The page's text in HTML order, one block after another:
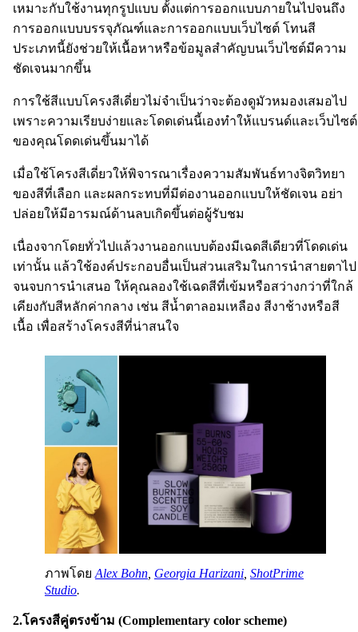
เหมาะกับใช้งานทุกรูปแบบ ตั้งแต่การออกแบบภายในไปจนถึง
การออกแบบบรรจุภัณฑ์และการออกแบบเว็บไซต์ โทนสี
ประเภทนี้ยังช่วยให้เนื้อหาหรือข้อมูลสำคัญบนเว็บไซต์มีความ
ชัดเจนมากขึ้น
การใช้สีแบบโครงสีเดี่ยวไม่จำเป็นว่าจะต้องดูมัวหมองเสมอไป
เพราะความเรียบง่ายและโดดเด่นนี้เองทำให้แบรนด์และเว็บไซต์
ของคุณโดดเด่นขึ้นมาได้
เมื่อใช้โครงสีเดี่ยวให้พิจารณาเรื่องความสัมพันธ์ทางจิตวิทยา
ของสีที่เลือก และผลกระทบที่มีต่องานออกแบบให้ชัดเจน อย่า
ปล่อยให้มีอารมณ์ด้านลบเกิดขึ้นต่อผู้รับชม
เนื่องจากโดยทั่วไปแล้วงานออกแบบต้องมีเฉดสีเดียวที่โดดเด่น
เท่านั้น แล้วใช้องค์ประกอบอื่นเป็นส่วนเสริมในการนำสายตาไป
จนจบการนำเสนอ ให้คุณลองใช้เฉดสีที่เข้มหรือสว่างกว่าที่ใกล้
เคียงกับสีหลักค่ากลาง เช่น สีน้ำตาลอมเหลือง สีงาช้างหรือสี
เนื้อ เพื่อสร้างโครงสีที่น่าสนใจ
ภาพโดย Alex Bohn Georgia Harizani ShotPrime
Studio.
2.โครงสีคู่ตรงข้าม (Complementary color scheme)